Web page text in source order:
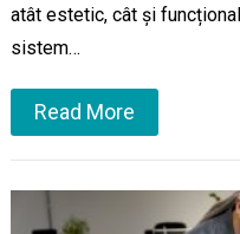
atât estetic, cât și
sistem…
Read More